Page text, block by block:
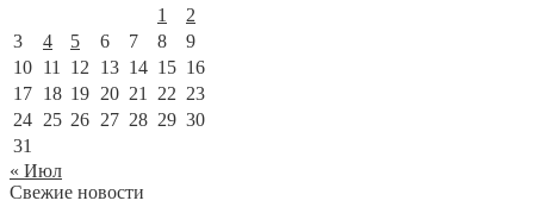
1
2
3
4 5 6 7 8
9
10 11 12 13 14 15 16
17 18 19 20 21 22 23
24 25 26 27 28 29 30
31
« Июл
Свежие новости